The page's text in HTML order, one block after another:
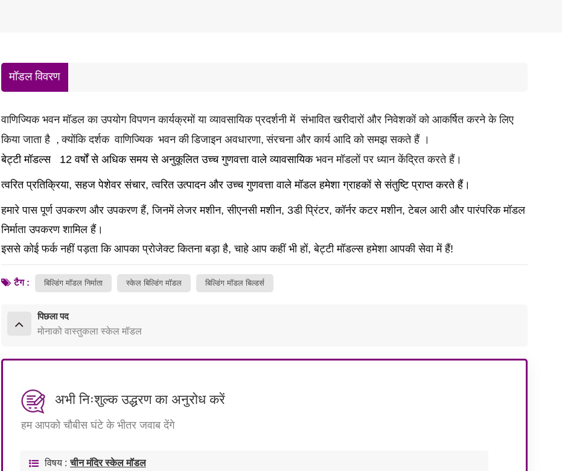
मॉडल विवरण
वाणिज्यिक भवन मॉडल का उपयोग विपणन कार्यक्रमों या व्यावसायिक प्रदर्शनी में संभावित खरीदारों और निवेशकों को आकर्षित करने के लिए
किया जाता है , क्योंकि दर्शक वाणिज्यिक भवन की डिजाइन अवधारणा, संरचना और कार्य आदि को समझ सकते हैं ।
बेट्टी मॉडल्स
12 वर्षों से अधिक समय से अनुकूलित उच्च गुणवत्ता वाले व्यावसायिक भवन मॉडलों पर ध्यान केंद्रित करते हैं।
त्वरित प्रतिक्रिया, सहज पेशेवर संचार, त्वरित उत्पादन और उच्च गुणवत्ता वाले मॉडल हमेशा ग्राहकों से संतुष्टि प्राप्त करते हैं।
हमारे पास पूर्ण उपकरण और उपकरण हैं, जिनमें लेजर मशीन, सीएनसी मशीन, 3डी प्रिंटर, कॉर्नर कटर मशीन, टेबल आरी और पारंपरिक मॉडल
निर्माता उपकरण शामिल हैं।
इससे कोई फर्क नहीं पड़ता कि आपका प्रोजेक्ट कितना बड़ा है, चाहे आप कहीं भी हों, बेट्टी मॉडल्स हमेशा आपकी सेवा में हैं!
टैग : बिल्डिंग मॉडल निर्माता स्केल बिल्डिंग मॉडल बिल्डिंग मॉडल बिल्डर्स
पिछला पद
मोनाको वास्तुकला स्केल मॉडल
अभी निःशुल्क उद्धरण का अनुरोध करें
हम आपको चौबीस घंटे के भीतर जवाब देंगे
विषय : चीन मंदिर स्केल मॉडल